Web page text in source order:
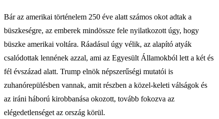
Bár az amerikai történelem 250 éve alatt számos okot adtak a
büszkeségre, az emberek mindössze fele nyilatkozott úgy, hogy
büszke amerikai voltára. Ráadásul úgy vélik, az alapító atyák
csalódottak lennének azzal, ami az Egyesült Államokból lett a két és
fél évszázad alatt. Trump elnök népszerűségi mutatói is
zuhanórepülésben vannak, amit részben a közel-keleti válságok és
az iráni háború kirobbanása okozott, tovább fokozva az
elégedetlenséget az ország körül.